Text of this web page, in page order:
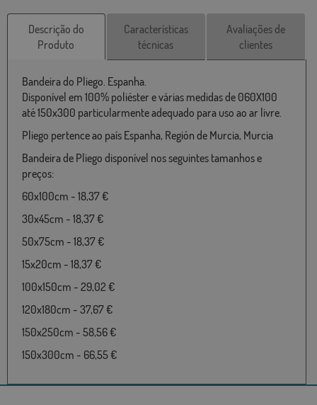
Descrição do
Produto
Características
técnicas
Avaliações de
clientes
Bandeira do Pliego. Espanha.
Disponível em 100% poliéster e várias medidas de 060X100
até 150x300 particularmente adequado para uso ao ar livre.
Pliego pertence ao país Espanha, Región de Murcia, Murcia
Bandeira de Pliego disponível nos seguintes tamanhos e
preços:
60x100cm - 18,37 €
30x45cm - 18,37 €
50x75cm - 18,37 €
15x20cm - 18,37 €
100x150cm - 29,02 €
120x180cm - 37,67 €
150x250cm - 58,56 €
150x300cm - 66,55 €